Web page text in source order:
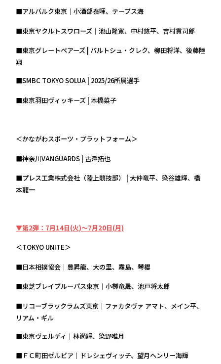
■アルバルク東京｜小酒部泰暉、テーブス海
■東京ヤクルトスワローズ｜池山隆寛、中村悠平、吉村貢司郎
■東京グレートベアーズ | バルトシュ・クレク、柳田将洋、後藤陸
翔
■SMBC TOKYO SOLUA | 2025/26所属選手
■東京羽田ヴィッキーズ | 本橋菜子
＜かながわスポーツ・プラットフォーム＞
■神奈川VANGUARDS | 古澤拓也
■プレス工業株式会社（陸上競技部） | 大仲竜平、染谷雄輝、橋
本龍一
▼第2弾：7月14日(火)～7月20日(月)
＜TOKYO UNITE＞
■日本相撲協会｜豊昇龍、大の里、霧島、琴櫻
■東芝ブレイブルーパス東京｜小栁竜晟、池戸将太郎
■リコーブラックラムズ東京｜ファカタヴァ アマト、メイン平、
リアム・ギル
■東京ヴェルディ｜林尚輝、染野唯月
■ＦＣ町田ゼルビア｜ドレシェヴィッチ、望月ヘンリー海輝